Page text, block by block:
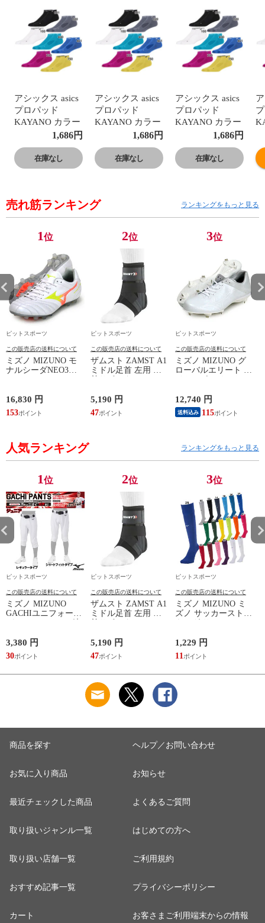
アシックス asics
プロパッド
KAYANO カラー
ソックス スポー
ツソックス ラン
ニング ソックス
靴下
1,686円
在庫なし
アシックス asics
プロパッド
KAYANO カラー
ソックス スポー
ツソックス ラン
ニング ソックス
靴下
1,686円
在庫なし
アシックス asics
プロパッド
KAYANO カラー
ソックス スポー
ツソックス ラン
ニング ソックス
靴下
1,686円
在庫なし
売れ筋ランキング ランキングをもっと見る
1位
ピットスポーツ
この販売店の送料について
ミズノ MIZUNO モ
ナルシーダNEO3
カースパイク ワイド
26AW (P1GA262154)
16,830 円
153
2位
ピットスポーツ
この販売店の送料について
ザムスト ZAMST A1
ミドル足首 左用 足
5,190 円
47
3位
ピットスポーツ
この販売店の送料について
ミズノ MIZUNO グ
ローバルエリート ラ
白 シューズ 軽量
24SS (11GM241001)
12,740 円
送料込み 115
人気ランキング ランキングをもっと見る
1位
ピットスポーツ
この販売店の送料について
ミズノ MIZUNO
GACHIユニフォーム
ォーム 練習用ユニフ
ォームパンツ GACHI
PANTS
3,380 円
30
2位
ピットスポーツ
この販売店の送料について
ザムスト ZAMST A1
ミドル足首 左用 足
5,190 円
47
3位
ピットスポーツ
この販売店の送料について
ミズノ MIZUNO ミ
ズノ サッカーストッ
23SS(P2MXA060)
1,229 円
11
商品を探す
お気に入り商品
最近チェックした商品
取り扱いジャンル一覧
取り扱い店舗一覧
おすすめ記事一覧
カート
ヘルプ／お問い合わせ
お知らせ
よくあるご質問
はじめての方へ
ご利用規約
プライバシーポリシー
お客さまご利用端末からの情報